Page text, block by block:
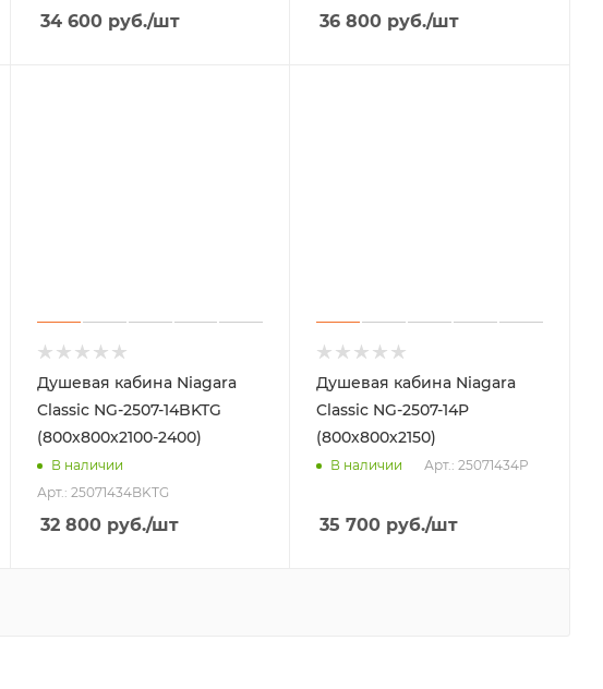
34 600руб./шт 36 800 руб./шт
Душевая кабина Niagara
Classic NG-2507-14BKTG
(800х800х2100-2400)
В наличии
Арт.: 25071434BKTG
32 800руб./шт
Душевая кабина Niagara
Classic NG-2507-14P
(800х800х2150)
В наличии Арт.: 25071434P
35 700 руб./шт